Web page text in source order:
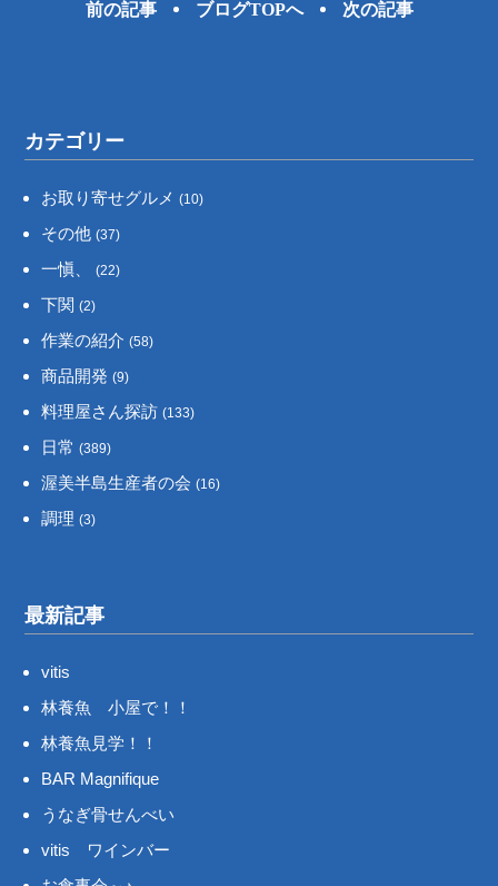
前の記事 ブログTOPへ 次の記事
カテゴリー
お取り寄せグルメ(10)
その他(37)
一愼、(22)
下関(2)
作業の紹介(58)
商品開発(9)
料理屋さん探訪(133)
日常(389)
渥美半島生産者の会(16)
調理(3)
最新記事
vitis
林養魚 小屋で！！
林養魚見学！！
BAR Magnifique
うなぎ骨せんべい
vitis ワインバー